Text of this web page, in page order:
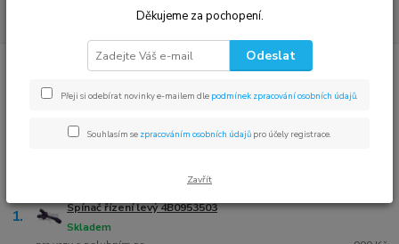
Seat, Cupra Elektronika Výbava vozidla
Autodíly, náhradní díly Altea,
Alhambra, Arosa, Ibiza, Toledo
1. Spínač řízení levý 4B0953503
Skladem
Děkujeme za pochopení.
Odeslat
Přeji si odebírat novinky e-mailem dle podmínek zpracování osobních údajů.
Souhlasím se zpracováním osobních údajů pro účely registrace.
Zavřít